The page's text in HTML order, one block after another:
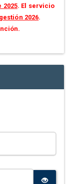
2025. El servicio
2026.